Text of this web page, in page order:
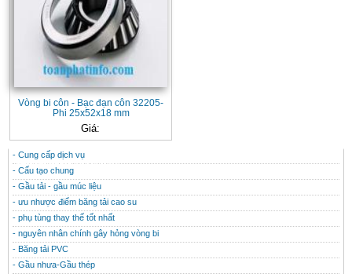
Vòng bi côn - Bạc đạn côn 32205-
Phi 25x52x18 mm
Giá:
CONTACT
THÔNG TIN HỮU ÍCH
- Cung cấp dịch vụ
- Cấu tạo chung
- Gầu tải - gầu múc liệu
- ưu nhược điểm băng tải cao su
- phụ tùng thay thế tốt nhất
- nguyên nhân chính gây hỏng vòng bi
- Băng tải PVC
- Gầu nhưa-Gầu thép